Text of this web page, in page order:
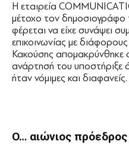
Η εταιρεία
μέτοχο τον
φέρεται να είχε συνάψει
επικοινωνίας με
Κακούσης απομακρύνθηκε
ανάρτησή του υποστήριξε
ήταν νόμιμες και διαφανείς.
Ο… αιώνιος πρόεδρος